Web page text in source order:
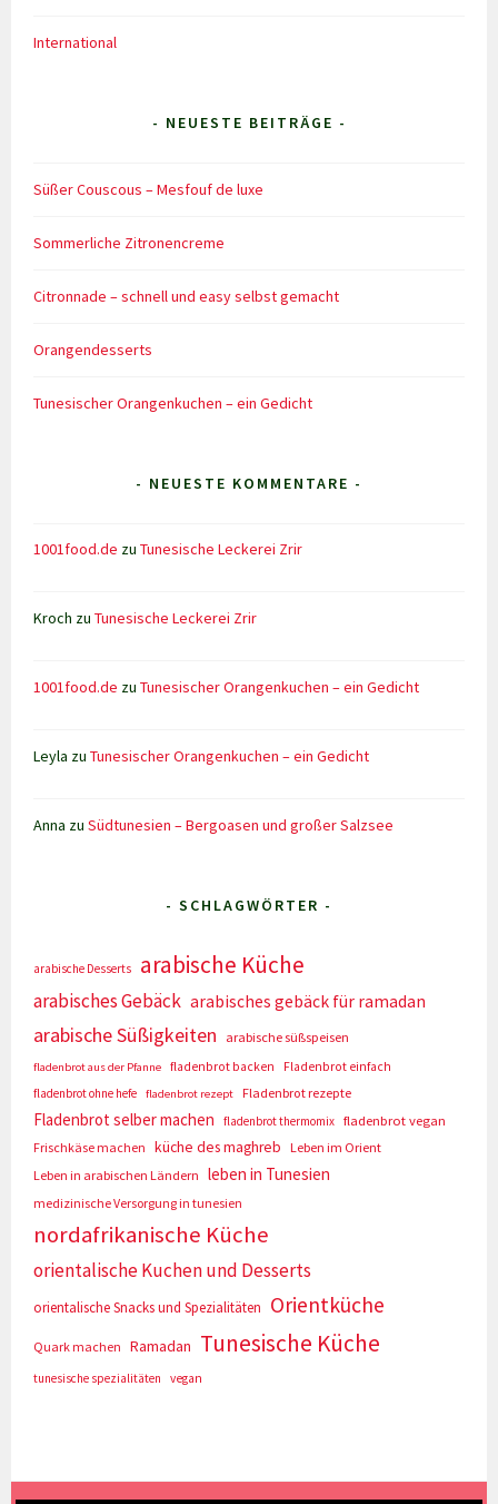
International
- NEUESTE BEITRÄGE -
Süßer Couscous – Mesfouf de luxe
Sommerliche Zitronencreme
Citronnade – schnell und easy selbst gemacht
Orangendesserts
Tunesischer Orangenkuchen – ein Gedicht
- NEUESTE KOMMENTARE -
1001food.de zuTunesische Leckerei Zrir
Kroch zuTunesische Leckerei Zrir
1001food.de zuTunesischer Orangenkuchen – ein Gedicht
Leyla zuTunesischer Orangenkuchen – ein Gedicht
Anna zuSüdtunesien – Bergoasen und großer Salzsee
- SCHLAGWÖRTER -
arabische Desserts arabische Küche
arabisches Gebäck arabisches gebäck für ramadan
arabische Süßigkeiten arabische süßspeisen
fladenbrot aus der Pfanne fladenbrot backen
Fladenbrot einfach
fladenbrot ohne hefe
fladenbrot rezept Fladenbrot rezepte
Fladenbrot selber machen fladenbrot thermomix fladenbrot vegan
Frischkäse machen
küche des maghreb
Leben im Orient
Leben in arabischen Ländern
leben in Tunesien
medizinische Versorgung in tunesien
nordafrikanische Küche
orientalische Kuchen und Desserts
orientalische Snacks und Spezialitäten Orientküche
Quark machen Ramadan Tunesische Küche
tunesische spezialitäten vegan